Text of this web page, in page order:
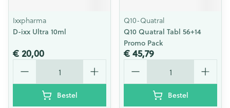
Ixxpharma
D-ixx Ultra 10ml
€ 20,00
Aantal
Bestel
Q10-Quatral
Q10 Quatral Tabl 56+14
Promo Pack
€ 45,79
Aantal
Bestel